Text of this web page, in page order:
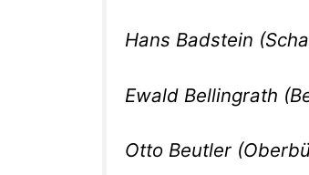
Hans Badstein
Ewald Bellingrath
Otto Beutler